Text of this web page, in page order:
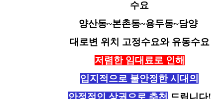
수요
양산동~본촌동~용두동~담양
대로변 위치 고정수요와 유동수요
저렴한 임대료로 인해
입지적으로 불안정한 시대의
안정적인 상권으로 추천 드립니다!